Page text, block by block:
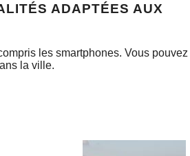
ADAPTÉES AUX
les smartphones. Vous pouvez
la ville.